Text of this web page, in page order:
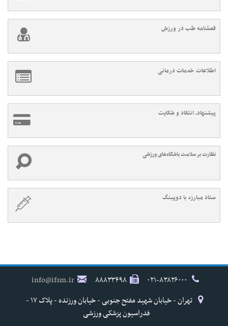
فصلنامه طب در ورزش
اطلاعات خدمات درمانی
پیشنهاد، انتقاد و شکایت
نظارت بر سلامت باشگاه‌های ورزشی
ستاد مبارزه با دوپینگ
۸۸۸۳۳۴۹۸
info@ifsm.ir
تهران - خیابان شهید مفتح جنوبی - خیابان ورزنده - پلاک ۱۷ -
فدراسیون پزشکی ورزشی